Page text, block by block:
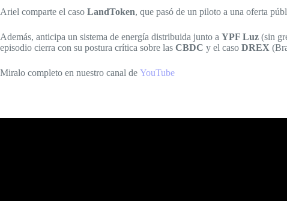
Ariel comparte el caso LandToken, que pasó de un piloto a una oferta
Además, anticipa un sistema de energía distribuida junto a YPF Luz (sin
episodio cierra con su postura crítica sobre las CBDC y el caso DREX
Miralo completo en nuestro canal de YouTube